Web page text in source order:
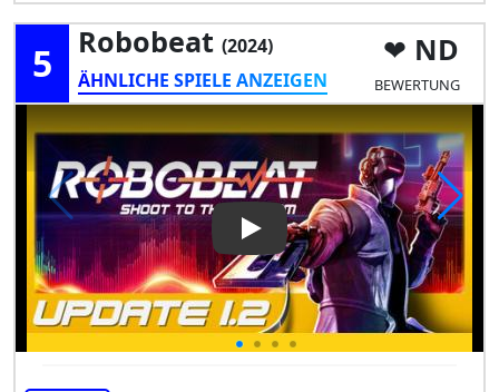
5 Robobeat (2024)
ÄHNLICHE SPIELE ANZEIGEN
ND
BEWERTUNG
Play Video: Robobeat